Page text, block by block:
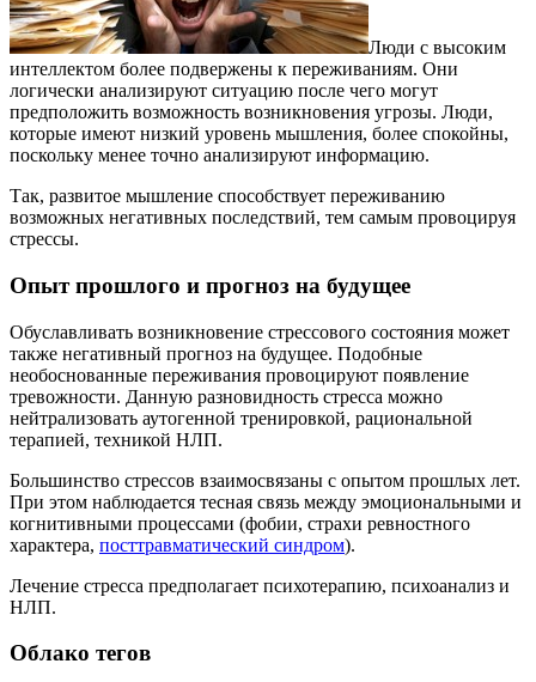
Люди с высоким
интеллектом более подвержены к переживаниям. Они
логически анализируют ситуацию после чего могут
предположить возможность возникновения угрозы. Люди,
которые имеют низкий уровень мышления, более спокойны,
поскольку менее точно анализируют информацию.
Так, развитое мышление способствует переживанию
возможных негативных последствий, тем самым провоцируя
стрессы.
Опыт прошлого и прогноз на будущее
Обуславливать возникновение стрессового состояния может
также негативный прогноз на будущее. Подобные
необоснованные переживания провоцируют появление
тревожности. Данную разновидность стресса можно
нейтрализовать аутогенной тренировкой, рациональной
терапией, техникой НЛП.
Большинство стрессов взаимосвязаны с опытом прошлых лет.
При этом наблюдается тесная связь между эмоциональными и
когнитивными процессами (фобии, страхи ревностного
характера, посттравматический синдром).
Лечение стресса предполагает психотерапию, психоанализ и
НЛП.
Облако тегов